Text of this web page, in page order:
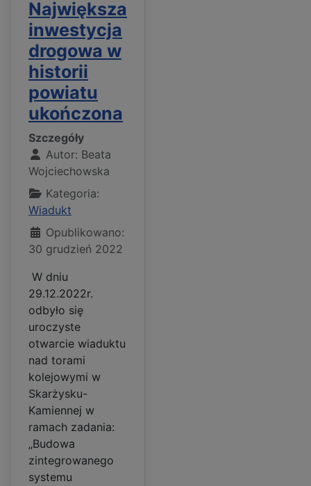
Największa
inwestycja
drogowa w
historii
powiatu
ukończona
Szczegóły
Autor: Beata
Wojciechowska
Kategoria:
Wiadukt
Opublikowano:
30 grudzień 2022
W dniu
29.12.2022r.
odbyło się
uroczyste
otwarcie wiaduktu
nad torami
kolejowymi w
Skarżysku-
Kamiennej w
ramach zadania:
„Budowa
zintegrowanego
systemu